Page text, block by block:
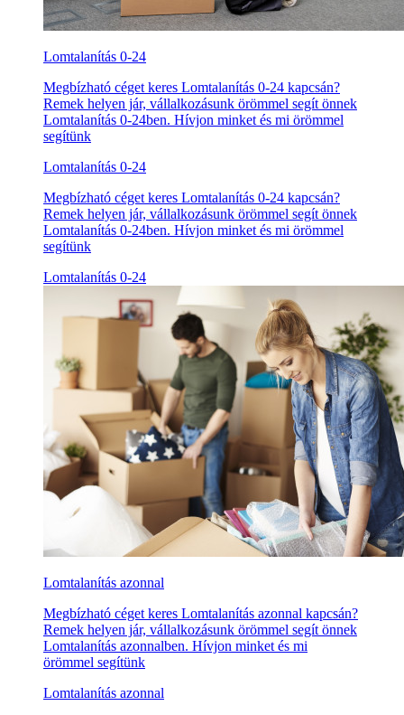
Lomtalanítás 0-24
Megbízható céget keres Lomtalanítás 0-24 kapcsán?
Remek helyen jár, vállalkozásunk örömmel segít önnek
Lomtalanítás 0-24ben. Hívjon minket és mi örömmel
segítünk
Lomtalanítás 0-24
Megbízható céget keres Lomtalanítás 0-24 kapcsán?
Remek helyen jár, vállalkozásunk örömmel segít önnek
Lomtalanítás 0-24ben. Hívjon minket és mi örömmel
segítünk
Lomtalanítás 0-24
Lomtalanítás azonnal
Megbízható céget keres Lomtalanítás azonnal kapcsán?
Remek helyen jár, vállalkozásunk örömmel segít önnek
Lomtalanítás azonnalben. Hívjon minket és mi
örömmel segítünk
Lomtalanítás azonnal